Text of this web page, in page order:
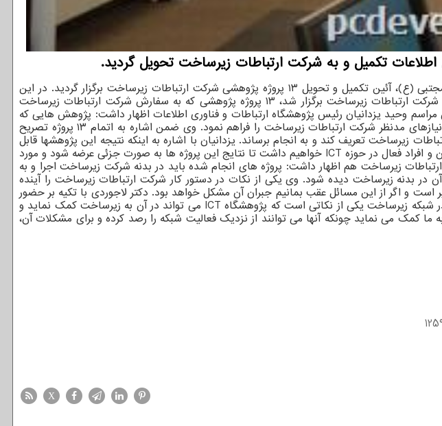
دهندگان به نقل از پژوهشگاه ارتباطات و فناوری اطلاعات، همزمان با ولادت امام حسن مجتبی (ع)، آئین تکمیل و تحویل ۱۳ پروژه پژوهشی شرکت ارتباطات زیرساخت برگزار گردید. در این
مراسم که با حضور مدیران ارشد پژوهشگاه ارتباط و فناوری اطلاعات و شرکت ارتباطات زیرساخت در محل شرکت ارتباطات زیرساخت برگزار شد، ۱۳ پروژه پژوهشی که به سفارش شرکت ارتباطات زیرساخت
وحید یزدانیان رئیس پژوهشگاه ارتباطات و فناوری اطلاعات اظهار داشت: پژوهش هایی که
در این پژوهشگاه انجام می شود باید قالب کاربردی داشته باشند و از جنس پژوهش هایی باشد که بتوان نیازهای مدنظر شرکت ارتباطات زیرساخت را فراهم نمود. وی ضمن اشاره به اتمام ۱۳ پروژه تصریح
زیرساخت تعریف کند و به انجام برساند. یزدانیان با اشاره به اینکه نتیجه این پژوهشها قابل
استفاده برای همه ذینفعان خواهد بود، اظهار داشت: در آینده نشست های تخصصی با حضور تمام ذی نفعان و افراد فعال در حوزه ICT خواهیم داشت تا نتایج این پروژه ها به صورت جزئی عرضه شود و مورد
زیرساخت هم اظهار داشت: پروژه های انجام شده باید در بدنه شرکت زیرساخت اجرا و به
در بدنه زیرساخت دیده شود. وی یکی از نکات در دستور کار شرکت ارتباطات زیرساخت را آینده
و اگر از این مسائل عقب بمانیم جبران آن مشکل خواهد بود. دکتر لاجوردی با تکیه بر حضور
پژوهشگران در شرکت ارتباطات زیرساخت خواهان حضور ثابت آنها شد و اضافه کرد: حل مشکلات عملیاتی در شبکه زیرساخت یکی از نکاتی است که پژوهشگاه ICT می تواند در آن به زیرساخت کمک نماید و
کمک می نماید چونکه آنها می توانند از نزدیک فعالیت شبکه را رصد کرده و برای مشکلات آن،
X